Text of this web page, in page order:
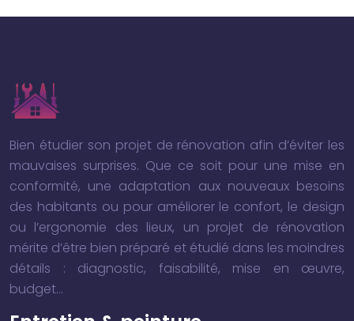
Bien étudier son projet de rénovation afin d’éviter les
mauvaises surprises. Que ce soit pour une mise en
conformité, une adaptation aux nouveaux besoins
des habitants ou pour améliorer le confort, le design
ou l’ergonomie des lieux, un projet de rénovation
mérite d’être bien préparé et étudié dans les moindres
détails : diagnostic, faisabilité, mise en œuvre,
budget…